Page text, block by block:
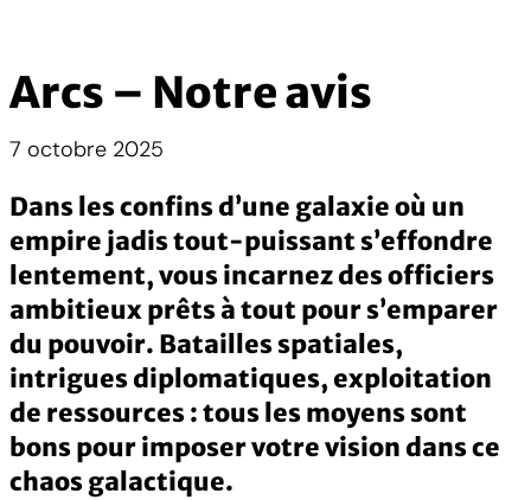
Arcs – Notre avis
7 octobre 2025
Dans les confins d’une galaxie où un
empire jadis tout-puissant s’effondre
lentement, vous incarnez des officiers
ambitieux prêts à tout pour s’emparer
du pouvoir. Batailles spatiales,
intrigues diplomatiques, exploitation
de ressources : tous les moyens sont
bons pour imposer votre vision dans ce
chaos galactique.